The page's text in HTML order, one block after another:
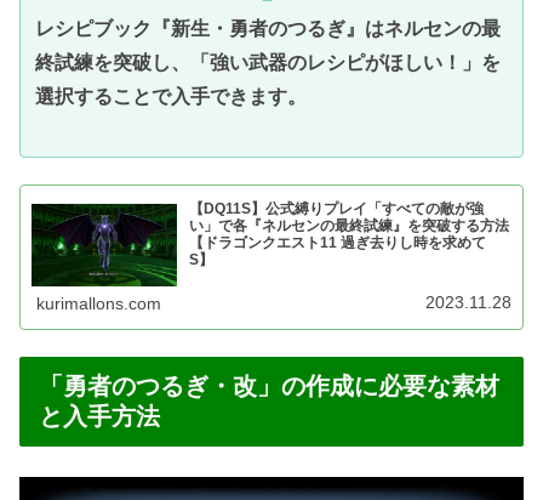
レシピブック『新生・勇者のつるぎ』はネルセンの最
終試練を突破し、「強い武器のレシピがほしい！」を
選択することで入手できます。
【DQ11S】公式縛りプレイ「すべての敵が強
い」で各『ネルセンの最終試練』を突破する方法
【ドラゴンクエスト11 過ぎ去りし時を求めて
S】
kurimallons.com 2023.11.28
「勇者のつるぎ・改」の作成に必要な素材
と入手方法